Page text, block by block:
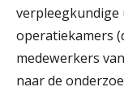
verpleegkundige
operatiekamers
medewerkers
naar de